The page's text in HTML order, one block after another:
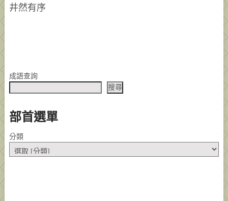
井然有序
成語查詢
搜尋
部首選單
分類